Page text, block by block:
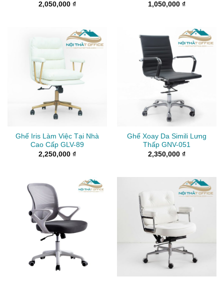
2,050,000 ₫
1,050,000 ₫
Ghế Iris Làm Việc Tại Nhà
Cao Cấp GLV-89
2,250,000 ₫
Ghế Xoay Da Simili Lưng
Thấp GNV-051
2,350,000 ₫